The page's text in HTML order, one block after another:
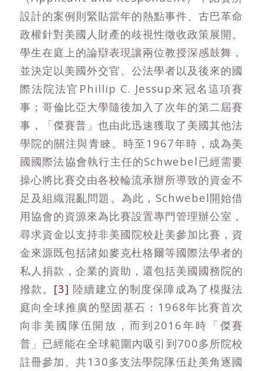
設計的案例則緊貼當年的熱點事件、古巴革命
政權針對美國人財產的歧視性徵收政策展開。
學生在庭上的論辯表現讓兩位教授深感鼓舞，
並決定以美國外交官、公法學者以及後來的國
際法院法官Phillip C. Jessup來冠名這項賽
事；哥倫比亞大學隨後加入了次年的第二屆賽
事，「傑賽普」也由此迅速獲取了美國其他法
學院的關注與青睞。時至1967年時，成為美
國國際法協會執行主任的Schwebel已經需要
操心將比賽交由各校輪流承辦所導致的資金不
足及組織混亂問題。為此，Schwebel開始借
用協會的資源來為比賽設置專門管理辦公室，
尋求資金以支持非美國院校赴美參加比賽，資
金來源既包括諸如麥克杜格爾等國際法學者的
私人捐款，企業的資助，還包括美國國務院的
撥款。 [3] 陸續建立的制度保障成為了模擬法
庭向全球推廣的堅固基石：1968年比賽首次
向非美國隊伍開放，而到2016年時「傑賽
普」已經能在全球範圍內吸引到700多所院校
註冊參加、共130多支法學院隊伍赴美角逐國